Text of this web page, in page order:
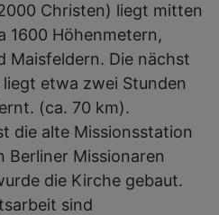
Christen) liegt mitten
1600 Höhenmetern,
Maisfeldern. Die nächst
etwa zwei Stunden
(ca. 70 km).
die alte Missionsstation
Berliner Missionaren
die Kirche gebaut.
sind